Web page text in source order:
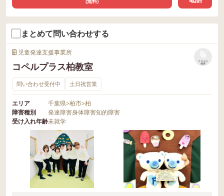
まとめて問い合わせする
児童発達支援事業所
コペルプラス柏教室
リストに
保存
問い合わせ受付中 土日祝営業
エリア 千葉県>柏市>柏
障害種別
発達障害身体障害知的障害
受け入れ年齢未就学